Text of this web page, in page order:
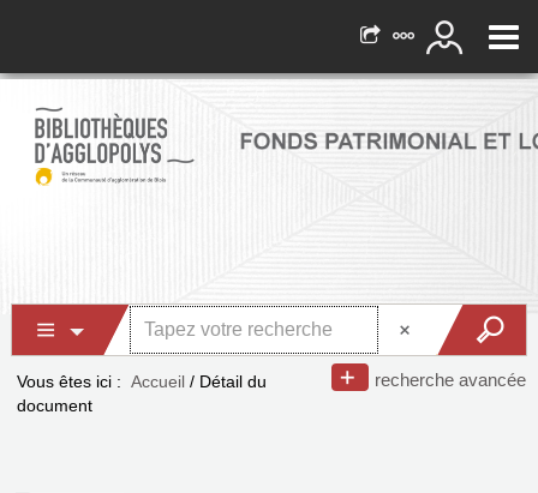
recherche avancée
Vous êtes ici : Accueil / Détail du
document